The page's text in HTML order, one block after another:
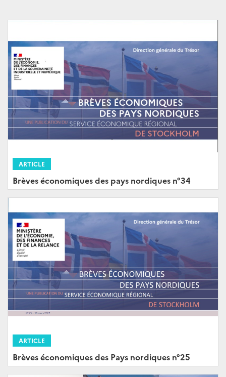
ARTICLE
Brèves économiques des pays nordiques n°34
ARTICLE
Brèves économiques des Pays nordiques n°25